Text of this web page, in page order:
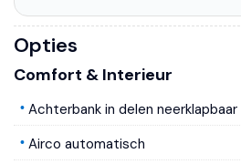
Opties
Comfort & Interieur
Achterbank in delen neerklapbaar
Airco automatisch